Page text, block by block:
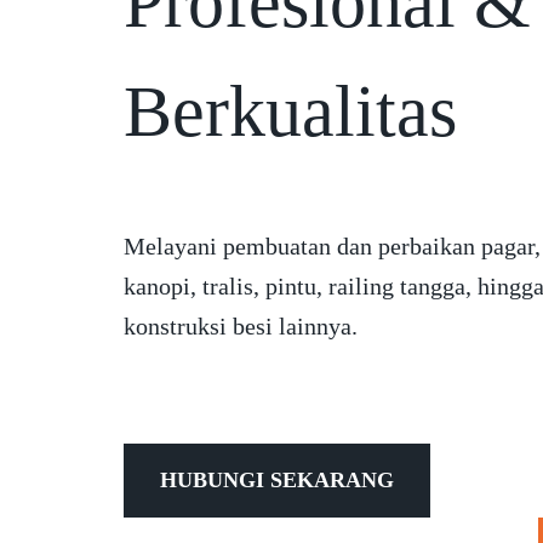
Berkualitas
Melayani pembuatan dan perbaikan pagar,
kanopi, tralis, pintu, railing tangga, hingga
konstruksi besi lainnya.
HUBUNGI SEKARANG